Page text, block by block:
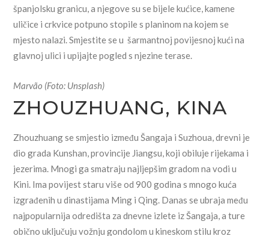
španjolsku granicu, a njegove su se bijele kućice, kamene
uličice i crkvice potpuno stopile s planinom na kojem se
mjesto nalazi. Smjestite se u šarmantnoj povijesnoj kući na
glavnoj ulici i upijajte pogled s njezine terase.
Marvão (Foto: Unsplash)
ZHOUZHUANG, KINA
Zhouzhuang se smjestio između Šangaja i Suzhoua, drevni je
dio grada Kunshan, provincije Jiangsu, koji obiluje rijekama i
jezerima. Mnogi ga smatraju najljepšim gradom na vodi u
Kini. Ima povijest staru više od 900 godina s mnogo kuća
izgrađenih u dinastijama Ming i Qing. Danas se ubraja među
najpopularnija odredišta za dnevne izlete iz Šangaja, a ture
obično uključuju vožnju gondolom u kineskom stilu kroz